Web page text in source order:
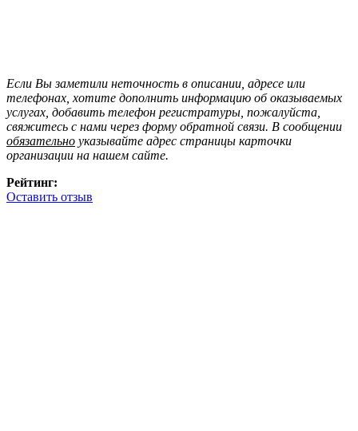
Если Вы заметили неточность в описании, адресе или
телефонах, хотите дополнить информацию об оказываемых
услугах, добавить телефон регистратуры, пожалуйста,
свяжитесь с нами через форму обратной связи. В сообщении
обязательно указывайте адрес страницы карточки
организации на нашем сайте.
Рейтинг:
Оставить отзыв